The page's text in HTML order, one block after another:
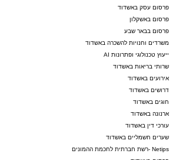
פרסום עסק באשדוד
פרסום באשקלון
פרסום בבאר שבע
משרדים וחנויות להשכרה באשדוד
ייעוץ טכנולוגי ופתרונות AI
שרותי בריאות באשדוד
אירועים באשדוד
דרושים באשדוד
חוגים באשדוד
ארנונה באשדוד
עורכי דין באשדוד
שערים חשמליים באשדוד
Netips -רשת חברתית לחכמת ההמונים